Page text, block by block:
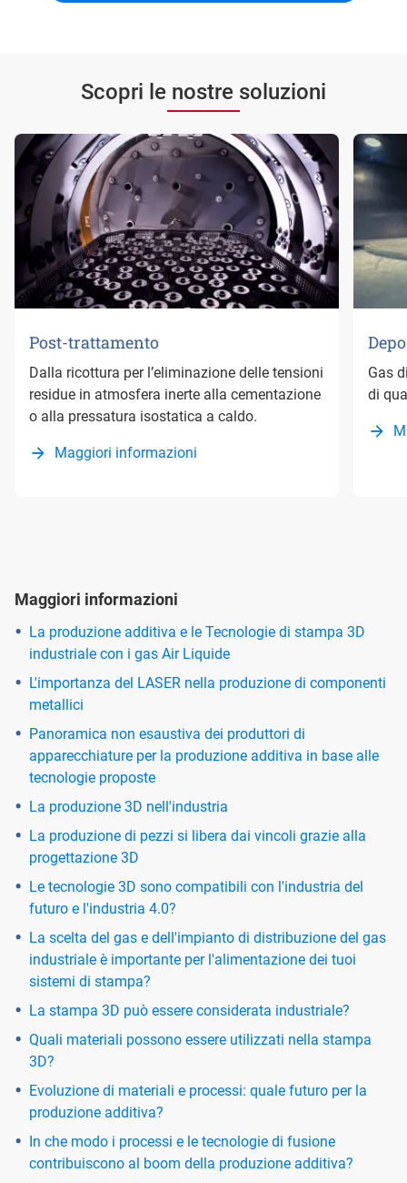
Scopri le nostre soluzioni
Post-trattamento
Dalla ricottura per l’eliminazione delle tensioni
residue in atmosfera inerte alla cementazione
o alla pressatura isostatica a caldo.
Maggiori informazioni
Gas
di
Maggiori informazioni
La produzione additiva e le Tecnologie di stampa 3D
industriale con i gas Air Liquide
L'importanza del LASER nella produzione di componenti
metallici
Panoramica non esaustiva dei produttori di
apparecchiature per la produzione additiva in base alle
tecnologie proposte
La produzione 3D nell'industria
La produzione di pezzi si libera dai vincoli grazie alla
progettazione 3D
Le tecnologie 3D sono compatibili con l'industria del
futuro e l'industria 4.0?
La scelta del gas e dell'impianto di distribuzione del gas
industriale è importante per l'alimentazione dei tuoi
sistemi di stampa?
La stampa 3D può essere considerata industriale?
Quali materiali possono essere utilizzati nella stampa
3D?
Evoluzione di materiali e processi: quale futuro per la
produzione additiva?
In che modo i processi e le tecnologie di fusione
contribuiscono al boom della produzione additiva?